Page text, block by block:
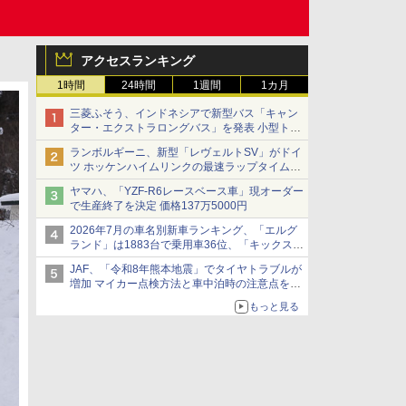
アクセスランキング
1時間 24時間 1週間 1カ月
三菱ふそう、インドネシアで新型バス「キャン
ター・エクストラロングバス」を発表 小型トラ
ックベースの観光・旅客輸送向けバス
ランボルギーニ、新型「レヴェルトSV」がドイ
ツ ホッケンハイムリンクの最速ラップタイムを
記録
ヤマハ、「YZF-R6レースベース車」現オーダー
で生産終了を決定 価格137万5000円
2026年7月の車名別新車ランキング、「エルグ
ランド」は1883台で乗用車36位、「キックス」
は2591台で27位に
JAF、「令和8年熊本地震」でタイヤトラブルが
増加 マイカー点検方法と車中泊時の注意点を呼
もっと見る